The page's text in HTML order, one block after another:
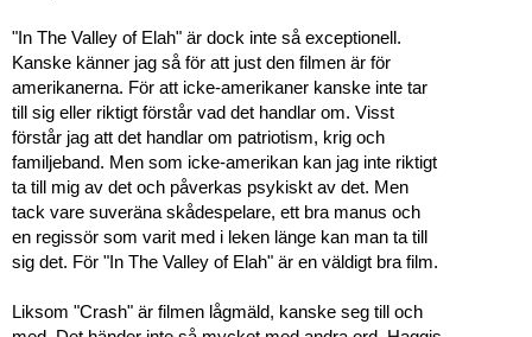
"In The Valley of Elah" är dock inte så exceptionell.
Kanske känner jag så för att just den filmen är för
amerikanerna. För att icke-amerikaner kanske inte tar
till sig eller riktigt förstår vad det handlar om. Visst
förstår jag att det handlar om patriotism, krig och
familjeband. Men som icke-amerikan kan jag inte riktigt
ta till mig av det och påverkas psykiskt av det. Men
tack vare suveräna skådespelare, ett bra manus och
en regissör som varit med i leken länge kan man ta till
sig det. För "In The Valley of Elah" är en väldigt bra film.
Liksom "Crash" är filmen lågmäld, kanske seg till och